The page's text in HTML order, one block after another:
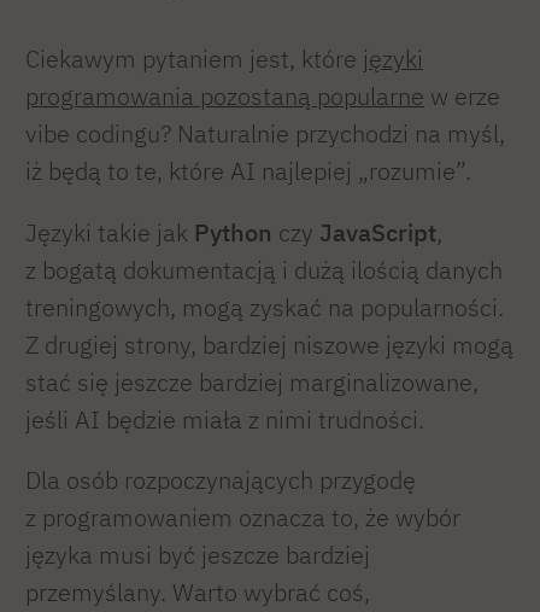
Ciekawym pytaniem jest, które języki
programowania pozostaną popularne w erze
vibe codingu? Naturalnie przychodzi na myśl,
iż będą to te, które AI najlepiej „rozumie”.
Języki takie jak Python czy JavaScript,
z bogatą dokumentacją i dużą ilością danych
treningowych, mogą zyskać na popularności.
Z drugiej strony, bardziej niszowe języki mogą
stać się jeszcze bardziej marginalizowane,
jeśli AI będzie miała z nimi trudności.
Dla osób rozpoczynających przygodę
z programowaniem oznacza to, że wybór
języka musi być jeszcze bardziej
przemyślany. Warto wybrać coś,